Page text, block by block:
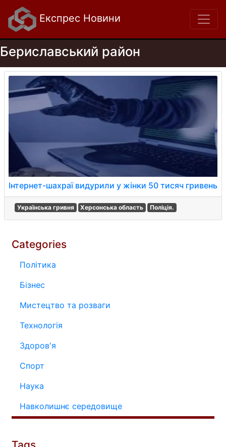
Експрес Новини
Бериславський район
Інтернет-шахраї видурили у жінки 50 тисяч гривень
Українська гривня Херсонська область Поліція.
Categories
Політика
Бізнес
Мистецтво та розваги
Технологія
Здоров'я
Спорт
Наука
Навколишнє середовище